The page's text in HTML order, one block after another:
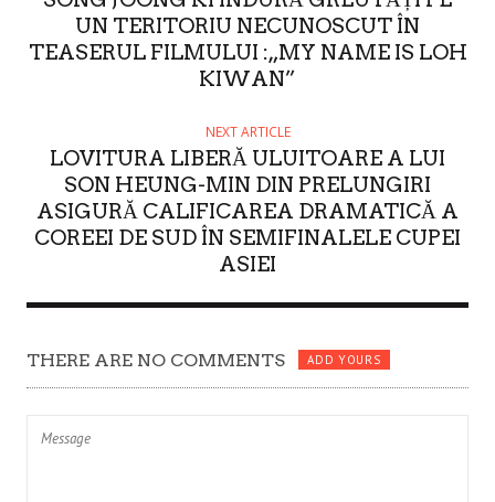
UN TERITORIU NECUNOSCUT ÎN
TEASERUL FILMULUI :„MY NAME IS LOH
KIWAN”
NEXT ARTICLE
LOVITURA LIBERĂ ULUITOARE A LUI
SON HEUNG-MIN DIN PRELUNGIRI
ASIGURĂ CALIFICAREA DRAMATICĂ A
COREEI DE SUD ÎN SEMIFINALELE CUPEI
ASIEI
THERE ARE NO COMMENTS ADD YOURS